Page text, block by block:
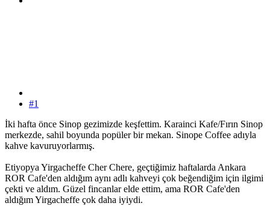
#1
İki hafta önce Sinop gezimizde keşfettim. Karainci Kafe/Fırın Sinop
merkezde, sahil boyunda popüler bir mekan. Sinope Coffee adıyla
kahve kavuruyorlarmış.
Etiyopya Yirgacheffe Cher Chere, geçtiğimiz haftalarda Ankara
ROR Cafe'den aldığım aynı adlı kahveyi çok beğendiğim için ilgimi
çekti ve aldım. Güzel fincanlar elde ettim, ama ROR Cafe'den
aldığım Yirgacheffe çok daha iyiydi.